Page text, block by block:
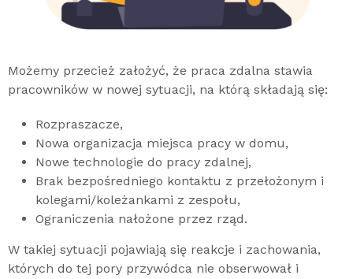
Możemy przecież założyć, że praca zdalna stawia
pracowników w nowej sytuacji, na którą składają się:
Rozpraszacze,
Nowa organizacja miejsca pracy w domu,
Nowe technologie do pracy zdalnej,
Brak bezpośredniego kontaktu z przełożonym i
kolegami/koleżankami z zespołu,
Ograniczenia nałożone przez rząd.
W takiej sytuacji pojawiają się reakcje i zachowania,
których do tej pory przywódca nie obserwował i